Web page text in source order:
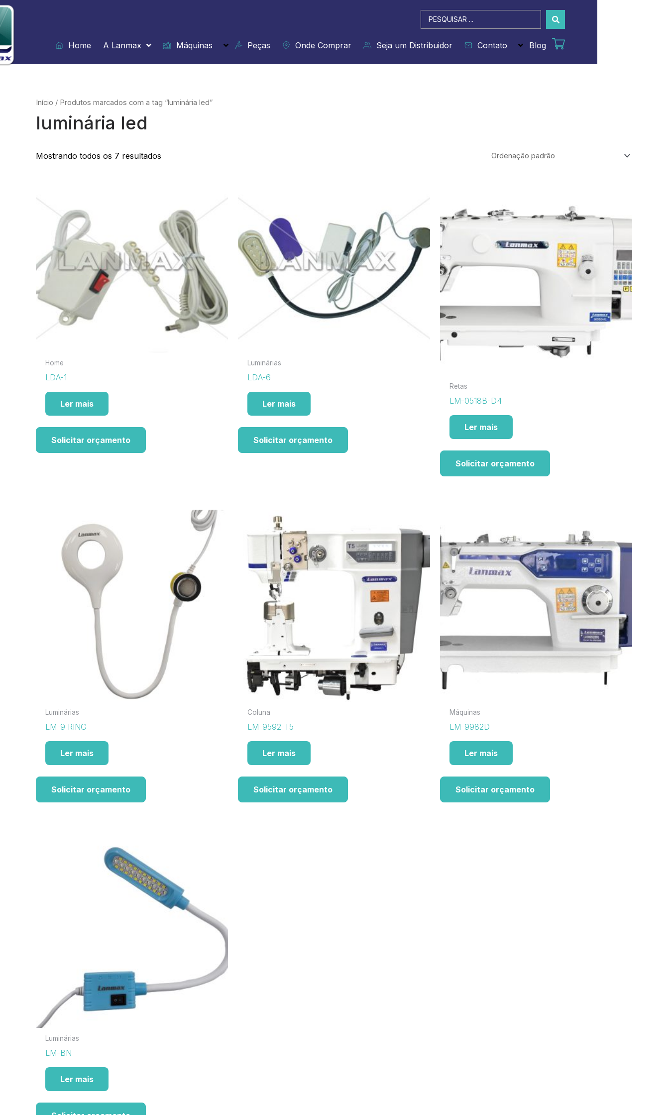
Ir
para
o
conteúdo
Pesquisar
...
Home
A Lanmax Máquinas Peças Onde Comprar Seja um Distribuidor Contato Blog
Início / Produtos marcados com a tag “luminária led”
luminária led
Mostrando todos os 7 resultados
Home
LDA-1
Ler mais
Solicitar orçamento
Luminárias
LDA-6
Ler mais
Solicitar orçamento
Retas
LM-0518B-D4
Ler mais
Solicitar orçamento
Luminárias
LM-9 RING
Ler mais
Solicitar orçamento
Coluna
LM-9592-T5
Ler mais
Solicitar orçamento
Máquinas
LM-9982D
Ler mais
Solicitar orçamento
Luminárias
LM-BN
Ler mais